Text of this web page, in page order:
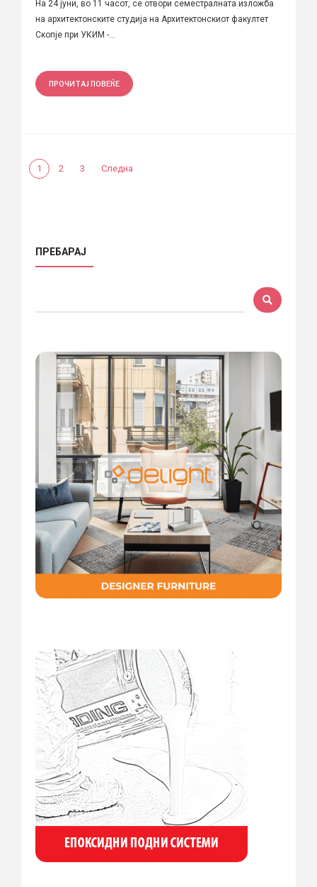
На 24 јуни, во 11 часот, се отвори семестралната изложба
на архитектонските студија на Архитектонскиот факултет
Скопје при УКИМ -...
ПРОЧИТАЈ ПОВЕЌЕ
1 2 3 Следна
ПРЕБАРАЈ